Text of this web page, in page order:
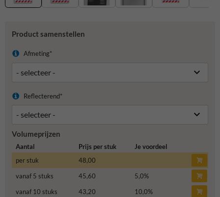
Product samenstellen
Afmeting*
Reflecterend*
Volumeprijzen
Aantal Prijs per stuk
Je voordeel
per stuk
48,00
vanaf 5 stuks
45,60 5,0%
vanaf 10 stuks
43,20 10,0%